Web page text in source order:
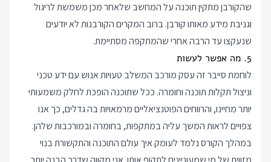
שהקורבן מתקין תוכנה על המחשב שלאחר מכן משמשת לריגול
וגניבת מידע מאותו קורבן. ברוב המקרים הקורבנות לא יודעים
שנעקצו עד הרבה אחרי שהמתקפה מסתיימת.
5. מה אפשר לעשות
לוחמת סייבר זה עסק מורכב המשלב טעויות אנוש עם ידע טכני
וניצול תקלות תוכנה וחומרה. ככל שתוכנה הופכת לחלק משמעותי
יותר מחיינו, והרווחים הפוטנציאליים מרמאויות בה גדלים, כך אנו
צפויים לראות המשך עליה במתקפות, בחומרה ובמורכבות שלהן.
במהלך הקורס נלמד לעומק איך עולם התוכנה והתקשורת בנוי